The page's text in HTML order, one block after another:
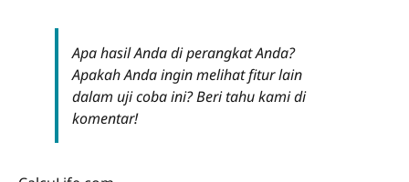
Apa hasil Anda di perangkat Anda?
Apakah Anda ingin melihat fitur lain
dalam uji coba ini? Beri tahu kami di
komentar!